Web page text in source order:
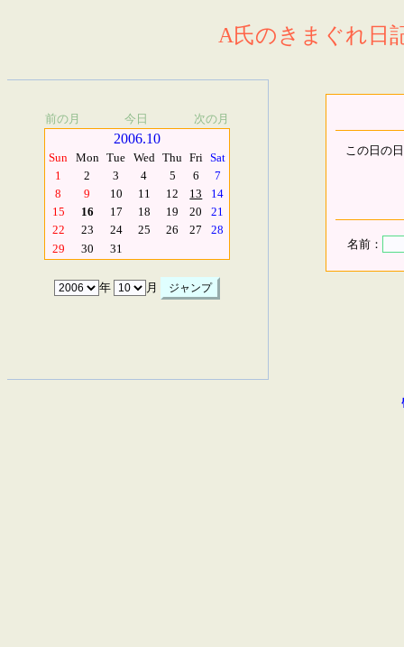
A氏のきまぐれ日
前の月 今日 次の月
2006.10
Sun Mon Tue Wed Thu Fri Sat
1
2 3 4 5 6
7
8
9 10 11 12 13
14
15
16 17 18 19 20
21
22
23 24 25 26 27
28
29
30 31
年 月
この日の
名前：